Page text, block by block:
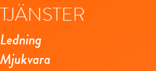
TJÄNSTER
Ledning
Mjukvara